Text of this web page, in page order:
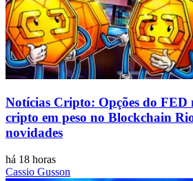
Notícias Cripto: Opções do FED
cripto em peso no Blockchain
novidades
há 18 horas
Cassio Gusson